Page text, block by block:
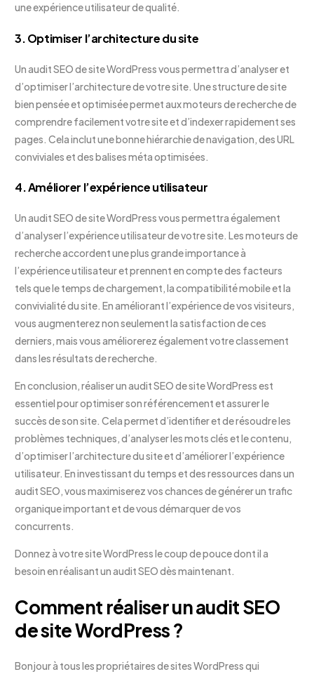
une expérience utilisateur de qualité.
3. Optimiser l’architecture du site
Un audit SEO de site WordPress vous permettra d’analyser et
d’optimiser l’architecture de votre site. Une structure de site
bien pensée et optimisée permet aux moteurs de recherche de
comprendre facilement votre site et d’indexer rapidement ses
pages. Cela inclut une bonne hiérarchie de navigation, des URL
conviviales et des balises méta optimisées.
4. Améliorer l’expérience utilisateur
Un audit SEO de site WordPress vous permettra également
d’analyser l’expérience utilisateur de votre site. Les moteurs de
recherche accordent une plus grande importance à
l’expérience utilisateur et prennent en compte des facteurs
tels que le temps de chargement, la compatibilité mobile et la
convivialité du site. En améliorant l’expérience de vos visiteurs,
vous augmenterez non seulement la satisfaction de ces
derniers, mais vous améliorerez également votre classement
dans les résultats de recherche.
En conclusion, réaliser un audit SEO de site WordPress est
essentiel pour optimiser son référencement et assurer le
succès de son site. Cela permet d’identifier et de résoudre les
problèmes techniques, d’analyser les mots clés et le contenu,
d’optimiser l’architecture du site et d’améliorer l’expérience
utilisateur. En investissant du temps et des ressources dans un
audit SEO, vous maximiserez vos chances de générer un trafic
organique important et de vous démarquer de vos
concurrents.
Donnez à votre site WordPress le coup de pouce dont il a
besoin en réalisant un audit SEO dès maintenant.
Comment réaliser un audit SEO
de site WordPress ?
Bonjour à tous les propriétaires de sites WordPress qui